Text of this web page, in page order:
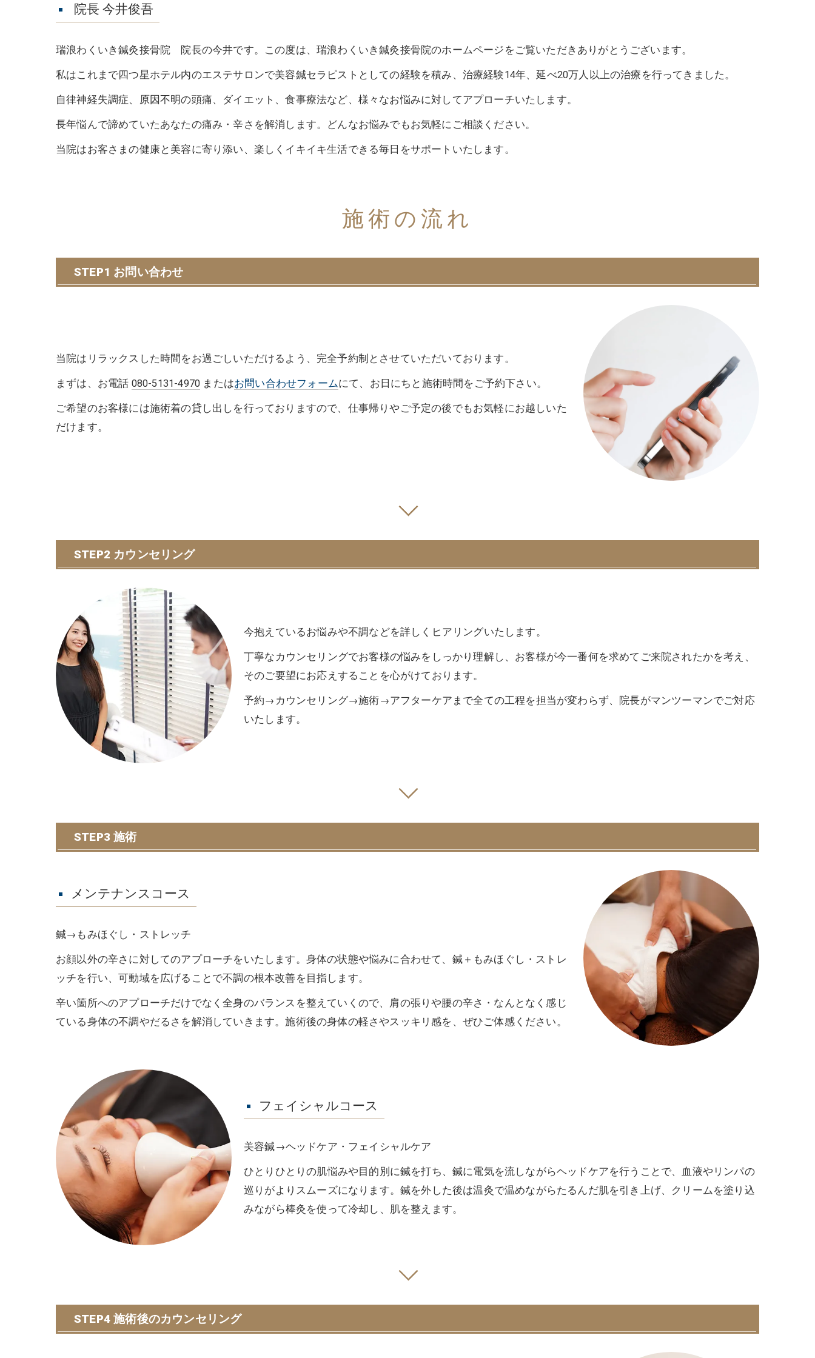
院長 今井俊吾
瑞浪わくいき鍼灸接骨院 院長の今井です。この度は、瑞浪わくいき鍼灸接骨院のホームページをご覧いただきありがとうございます。
私はこれまで四つ星ホテル内のエステサロンで美容鍼セラピストとしての経験を積み、治療経験14年、延べ20万人以上の治療を行ってきました。
自律神経失調症、原因不明の頭痛、ダイエット、食事療法など、様々なお悩みに対してアプローチいたします。
長年悩んで諦めていたあなたの痛み・辛さを解消します。どんなお悩みでもお気軽にご相談ください。
当院はお客さまの健康と美容に寄り添い、楽しくイキイキ生活できる毎日をサポートいたします。
施術の流れ
STEP1 お問い合わせ
当院はリラックスした時間をお過ごしいただけるよう、完全予約制とさせていただいております。
まずは、お電話 080-5131-4970 またはお問い合わせフォームにて、お日にちと施術時間をご予約下さい。
ご希望のお客様には施術着の貸し出しを行っておりますので、仕事帰りやご予定の後でもお気軽にお越しいた
だけます。
STEP2 カウンセリング
今抱えているお悩みや不調などを詳しくヒアリングいたします。
丁寧なカウンセリングでお客様の悩みをしっかり理解し、お客様が今一番何を求めてご来院されたかを考え、
そのご要望にお応えすることを心がけております。
予約→カウンセリング→施術→アフターケアまで全ての工程を担当が変わらず、院長がマンツーマンでご対応
いたします。
STEP3 施術
メンテナンスコース
鍼→もみほぐし・ストレッチ
お顔以外の辛さに対してのアプローチをいたします。身体の状態や悩みに合わせて、鍼＋もみほぐし・ストレ
ッチを行い、可動域を広げることで不調の根本改善を目指します。
辛い箇所へのアプローチだけでなく全身のバランスを整えていくので、肩の張りや腰の辛さ・なんとなく感じ
ている身体の不調やだるさを解消していきます。施術後の身体の軽さやスッキリ感を、ぜひご体感ください。
フェイシャルコース
美容鍼→ヘッドケア・フェイシャルケア
ひとりひとりの肌悩みや目的別に鍼を打ち、鍼に電気を流しながらヘッドケアを行うことで、血液やリンパの
巡りがよりスムーズになります。鍼を外した後は温灸で温めながらたるんだ肌を引き上げ、クリームを塗り込
みながら棒灸を使って冷却し、肌を整えます。
STEP4 施術後のカウンセリング